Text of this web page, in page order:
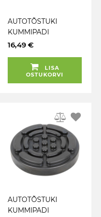
AUTOTÕSTUKI
KUMMIPADI
ÜMMARGUNE 155MM
16,49 €
LISA
OSTUKORVI
AUTOTÕSTUKI
KUMMIPADI